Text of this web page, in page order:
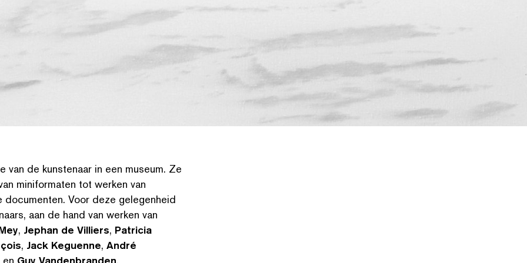
de kunstenaar in een museum. Ze
mini­for­mat­en tot werken van
Voor deze gelegenheid
aan de hand van werken van
, Jephan de Villiers, Patricia
, Jack Keguenne, André